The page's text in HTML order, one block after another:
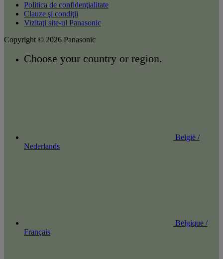
Politica de confidenţialitate
Clauze şi condiţii
Vizitaţi site-ul Panasonic
Copyright © 2026 Panasonic
Choose your country or region.
België /
Nederlands
Belgique /
Français